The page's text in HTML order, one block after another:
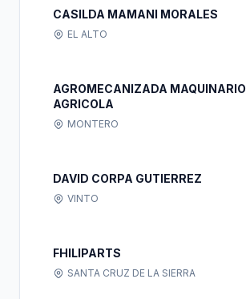
CASILDA MAMANI MORALES
EL ALTO
AGROMECANIZADA MAQUINARIO
AGRICOLA
MONTERO
DAVID CORPA GUTIERREZ
VINTO
FHILIPARTS
SANTA CRUZ DE LA SIERRA